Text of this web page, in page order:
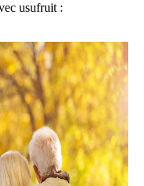
usufruit :